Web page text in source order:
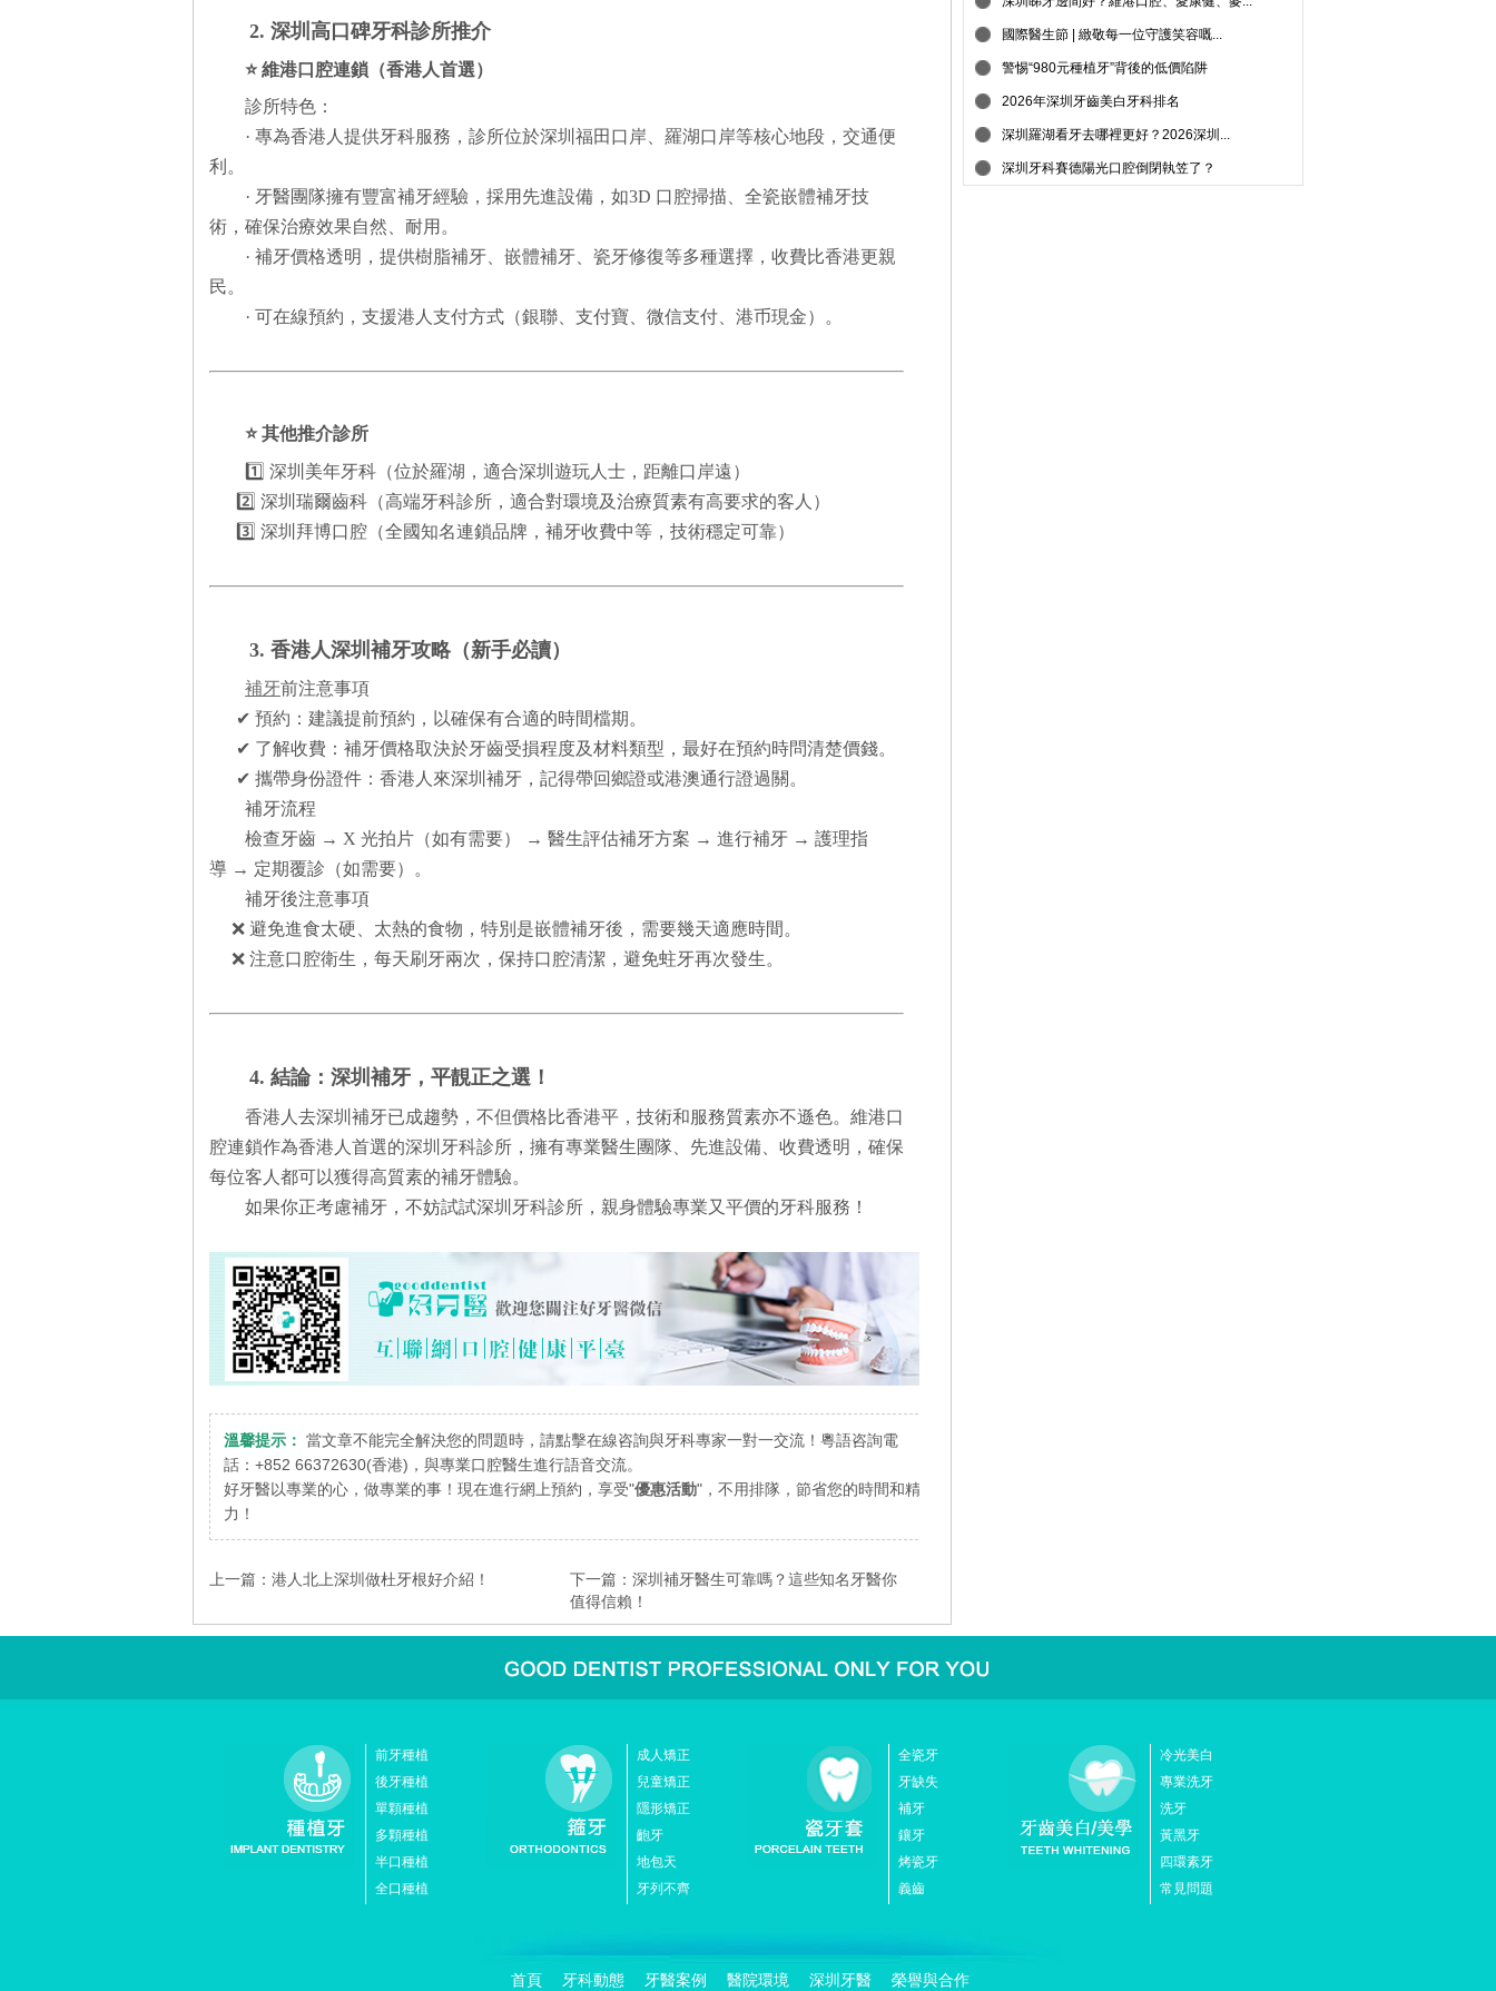
2. 深圳高口碑牙科診所推介
⭐ 維港口腔連鎖（香港人首選）
診所特色：
· 專為香港人提供牙科服務，診所位於深圳福田口岸、羅湖口岸等核心地段，交通便
利。
· 牙醫團隊擁有豐富補牙經驗，採用先進設備，如3D 口腔掃描、全瓷嵌體補牙技
術，確保治療效果自然、耐用。
· 補牙價格透明，提供樹脂補牙、嵌體補牙、瓷牙修復等多種選擇，收費比香港更親
民。
· 可在線預約，支援港人支付方式（銀聯、支付寶、微信支付、港币現金）。
⭐ 其他推介診所
1️⃣ 深圳美年牙科（位於羅湖，適合深圳遊玩人士，距離口岸遠）
2️⃣ 深圳瑞爾齒科（高端牙科診所，適合對環境及治療質素有高要求的客人）
3️⃣ 深圳拜博口腔（全國知名連鎖品牌，補牙收費中等，技術穩定可靠）
3. 香港人深圳補牙攻略（新手必讀）
補牙前注意事項
✔ 預約：建議提前預約，以確保有合適的時間檔期。
✔ 了解收費：補牙價格取決於牙齒受損程度及材料類型，最好在預約時問清楚價錢。
✔ 攜帶身份證件：香港人來深圳補牙，記得帶回鄉證或港澳通行證過關。
補牙流程
檢查牙齒 → X 光拍片（如有需要） → 醫生評估補牙方案 → 進行補牙 → 護理指
導 → 定期覆診（如需要）。
補牙後注意事項
❌ 避免進食太硬、太熱的食物，特別是嵌體補牙後，需要幾天適應時間。
❌ 注意口腔衛生，每天刷牙兩次，保持口腔清潔，避免蛀牙再次發生。
4. 結論：深圳補牙，平靚正之選！
香港人去深圳補牙已成趨勢，不但價格比香港平，技術和服務質素亦不遜色。維港口
腔連鎖作為香港人首選的深圳牙科診所，擁有專業醫生團隊、先進設備、收費透明，確保
每位客人都可以獲得高質素的補牙體驗。
如果你正考慮補牙，不妨試試深圳牙科診所，親身體驗專業又平價的牙科服務！
溫馨提示： 當文章不能完全解決您的問題時，請點擊在線咨詢與牙科專家一對一交流！粵語咨詢電
話：+852 66372630(香港)，與專業口腔醫生進行語音交流。
好牙醫以專業的心，做專業的事！現在進行網上預約，享受"優惠活動"，不用排隊，節省您的時間和精
力！
上一篇： 港人北上深圳做杜牙根好介紹！ 下一篇：深圳補牙醫生可靠嗎？這些知名牙醫你
值得信賴！
國際醫生節 | 緻敬每一位守護笑容嘅...
警惕“980元種植牙”背後的低價陷阱
2026年深圳牙齒美白牙科排名
深圳羅湖看牙去哪裡更好？2026深圳...
深圳牙科賽德陽光口腔倒閉執笠了？
前牙種植
後牙種植
單顆種植
多顆種植
半口種植
全口種植
成人矯正
兒童矯正
隱形矯正
齙牙
地包天
牙列不齊
全瓷牙
牙缺失
補牙
鑲牙
烤瓷牙
義齒
冷光美白
專業洗牙
洗牙
黃黑牙
四環素牙
常見問題
首頁 牙科動態 牙醫案例 醫院環境 深圳牙醫 榮譽與合作